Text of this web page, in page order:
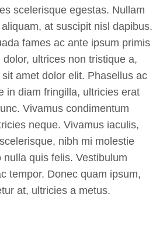
scelerisque egestas. Nullam
at suscipit nisl dapibus.
fames ac ante ipsum primis
ultrices non tristique a,
amet dolor elit. Phasellus ac
in diam fringilla, ultricies erat
Vivamus condimentum
neque. Vivamus iaculis,
nibh mi molestie
quis felis. Vestibulum
tempor. Donec quam ipsum,
at, ultricies a metus.